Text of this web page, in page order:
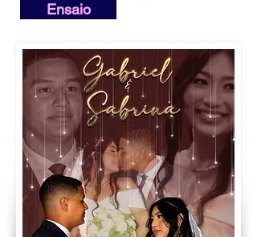
Ensaio